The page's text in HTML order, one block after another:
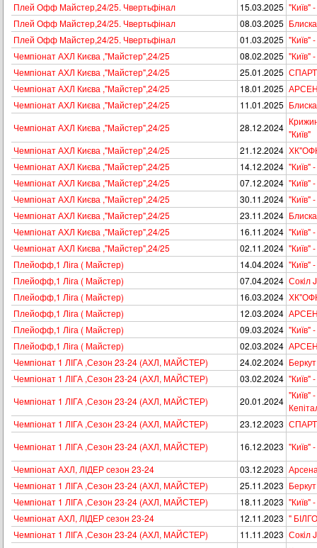
Плей Офф Майстер,24/25. Чвертьфінал 15.03.2025 "Київ"
Плей Офф Майстер,24/25. Чвертьфінал
08.03.2025
Плей Офф Майстер,24/25. Чвертьфінал
01.03.2025 "Київ"
Чемпіонат АХЛ Києва ,"Майстер",24/25
08.02.2025 "Київ"
Чемпіонат АХЛ Києва ,"Майстер",24/25
25.01.2025
Чемпіонат АХЛ Києва ,"Майстер",24/25
18.01.2025
Чемпіонат АХЛ Києва ,"Майстер",24/25
11.01.2025
Чемпіонат АХЛ Києва ,"Майстер",24/25
28.12.2024
"Київ"
Чемпіонат АХЛ Києва ,"Майстер",24/25
21.12.2024
Чемпіонат АХЛ Києва ,"Майстер",24/25
14.12.2024 "Київ"
Чемпіонат АХЛ Києва ,"Майстер",24/25
07.12.2024 "Київ"
Чемпіонат АХЛ Києва ,"Майстер",24/25
30.11.2024
Чемпіонат АХЛ Києва ,"Майстер",24/25
23.11.2024
Чемпіонат АХЛ Києва ,"Майстер",24/25
16.11.2024 "Київ"
Чемпіонат АХЛ Києва ,"Майстер",24/25
02.11.2024 "Київ"
Плейофф,1 Ліга ( Майстер)
14.04.2024 "Київ"
Плейофф,1 Ліга ( Майстер)
07.04.2024 Сокiл
Плейофф,1 Ліга ( Майстер)
16.03.2024
Плейофф,1 Ліга ( Майстер)
12.03.2024
Плейофф,1 Ліга ( Майстер)
09.03.2024
Плейофф,1 Ліга ( Майстер)
02.03.2024
Чемпіонат 1 ЛІГА ,Сезон 23-24 (АХЛ, МАЙСТЕР)
24.02.2024
Чемпіонат 1 ЛІГА ,Сезон 23-24 (АХЛ, МАЙСТЕР)
03.02.2024
Чемпіонат 1 ЛІГА ,Сезон 23-24 (АХЛ, МАЙСТЕР)
20.01.2024
"Київ"
Чемпіонат 1 ЛІГА ,Сезон 23-24 (АХЛ, МАЙСТЕР)
23.12.2023
Чемпіонат 1 ЛІГА ,Сезон 23-24 (АХЛ, МАЙСТЕР)
16.12.2023 "Київ"
Чемпіонат АХЛ, ЛІДЕР сезон 23-24
03.12.2023
Чемпіонат 1 ЛІГА ,Сезон 23-24 (АХЛ, МАЙСТЕР)
25.11.2023
Чемпіонат 1 ЛІГА ,Сезон 23-24 (АХЛ, МАЙСТЕР)
18.11.2023 "Київ"
Чемпіонат АХЛ, ЛІДЕР сезон 23-24
12.11.2023 "
Чемпіонат 1 ЛІГА ,Сезон 23-24 (АХЛ, МАЙСТЕР)
11.11.2023 Сокiл